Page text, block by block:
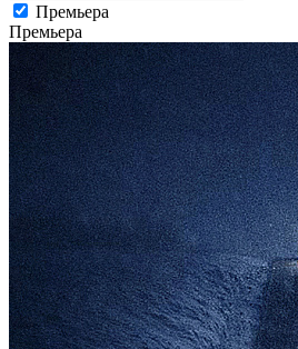
Премьера
Премьера